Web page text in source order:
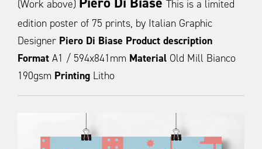
(Work above)
This is a limited
edition poster of 75 prints, by Italian Graphic
Designer Piero Di Biase Product description
Format A1 / 594x841mm Material Old Mill Bianco
190gsm Printing Litho